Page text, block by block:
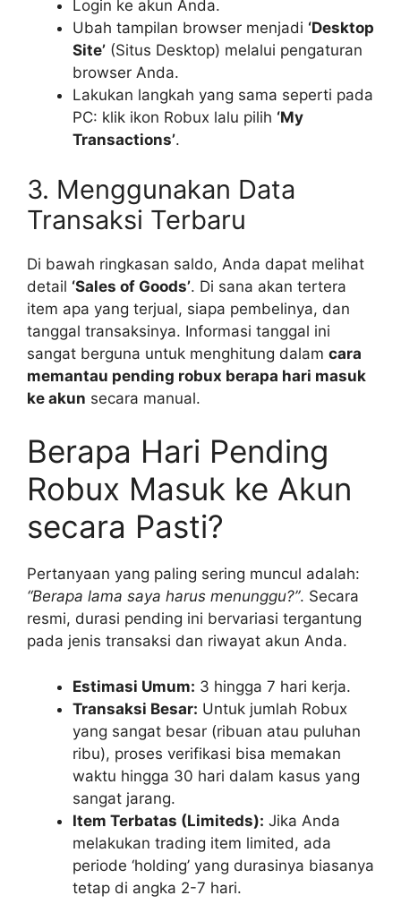
Login ke akun Anda.
Ubah tampilan browser menjadi ‘Desktop
Site’ (Situs Desktop) melalui pengaturan
browser Anda.
Lakukan langkah yang sama seperti pada
PC: klik ikon Robux lalu pilih ‘My
Transactions’.
3. Menggunakan Data
Transaksi Terbaru
Di bawah ringkasan saldo, Anda dapat melihat
detail ‘Sales of Goods’. Di sana akan tertera
item apa yang terjual, siapa pembelinya, dan
tanggal transaksinya. Informasi tanggal ini
sangat berguna untuk menghitung dalam cara
memantau pending robux berapa hari masuk
ke akun secara manual.
Berapa Hari Pending
Robux Masuk ke Akun
secara Pasti?
Pertanyaan yang paling sering muncul adalah:
“Berapa lama saya harus menunggu?”. Secara
resmi, durasi pending ini bervariasi tergantung
pada jenis transaksi dan riwayat akun Anda.
Estimasi Umum: 3 hingga 7 hari kerja.
Transaksi Besar: Untuk jumlah Robux
yang sangat besar (ribuan atau puluhan
ribu), proses verifikasi bisa memakan
waktu hingga 30 hari dalam kasus yang
sangat jarang.
Item Terbatas (Limiteds): Jika Anda
melakukan trading item limited, ada
periode ‘holding’ yang durasinya biasanya
tetap di angka 2-7 hari.